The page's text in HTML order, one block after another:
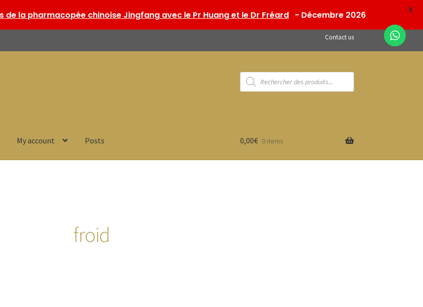
Contact us
Products
search
My account Posts 0,00€ 0 items
froid
de la pharmacopée chinoise Jingfang avec le Pr Huang et le Dr Fréard - Décembre 2026 X